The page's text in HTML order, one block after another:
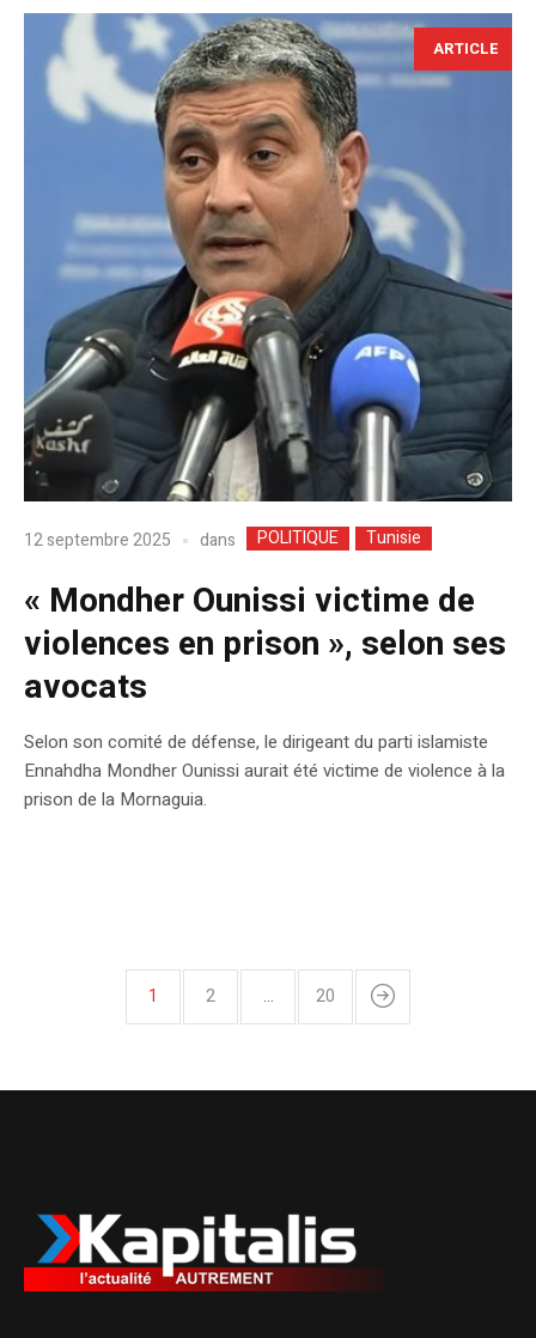
ARTICLE
12 septembre 2025 dans POLITIQUE Tunisie
« Mondher Ounissi victime de
violences en prison », selon ses
avocats
Selon son comité de défense, le dirigeant du parti islamiste
Ennahdha Mondher Ounissi aurait été victime de violence à la
prison de la Mornaguia.
1 2 … 20